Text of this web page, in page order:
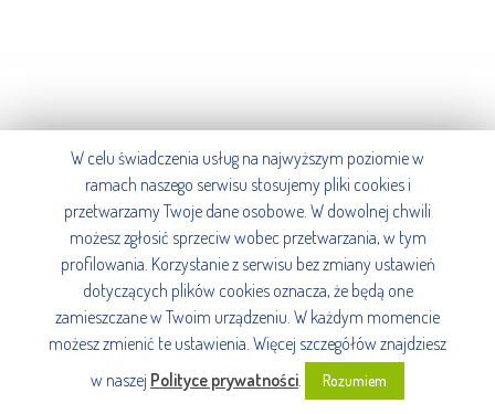
W celu świadczenia usług na najwyższym poziomie w
ramach naszego serwisu stosujemy pliki cookies i
przetwarzamy Twoje dane osobowe. W dowolnej chwili
możesz zgłosić sprzeciw wobec przetwarzania, w tym
profilowania. Korzystanie z serwisu bez zmiany ustawień
dotyczących plików cookies oznacza, że będą one
zamieszczane w Twoim urządzeniu. W każdym momencie
możesz zmienić te ustawienia. Więcej szczegółów znajdziesz
w naszej Polityce prywatności. Rozumiem